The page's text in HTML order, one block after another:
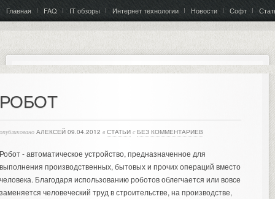
Главная FAQ IT обзоры Интернет технологии Новости Софт
АЛЕКСЕЙ 09.04.2012 в СТАТЬИ с БЕЗ КОММЕНТАРИЕВ
- автоматическое устройство, предназначенное для
производственных, бытовых и прочих операций вместо
Благодаря использованию роботов облегчается или вовсе
человеческий труд в строительстве, на производстве,